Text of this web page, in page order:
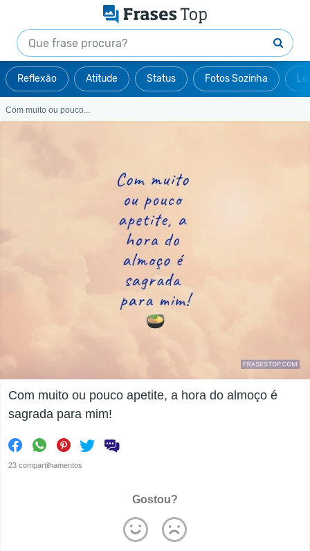
Reflexão Atitude Status Fotos Sozinha
Com muito ou pouco...
Com muito ou pouco apetite, a hora do almoço é
sagrada para mim!
23 compartilhamentos
Gostou?